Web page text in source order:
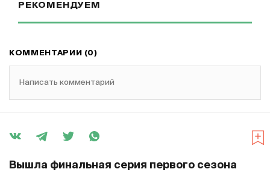
РЕКОМЕНДУЕМ
КОММЕНТАРИИ (0)
Написать комментарий
Вышла финальная серия первого сезона